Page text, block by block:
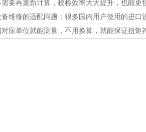
要再重新计算，校检效率大大提升，也能更
维修的适配问题：很多国内用户使用的进
应单位就能测量，不用换算，就能保证扭矩